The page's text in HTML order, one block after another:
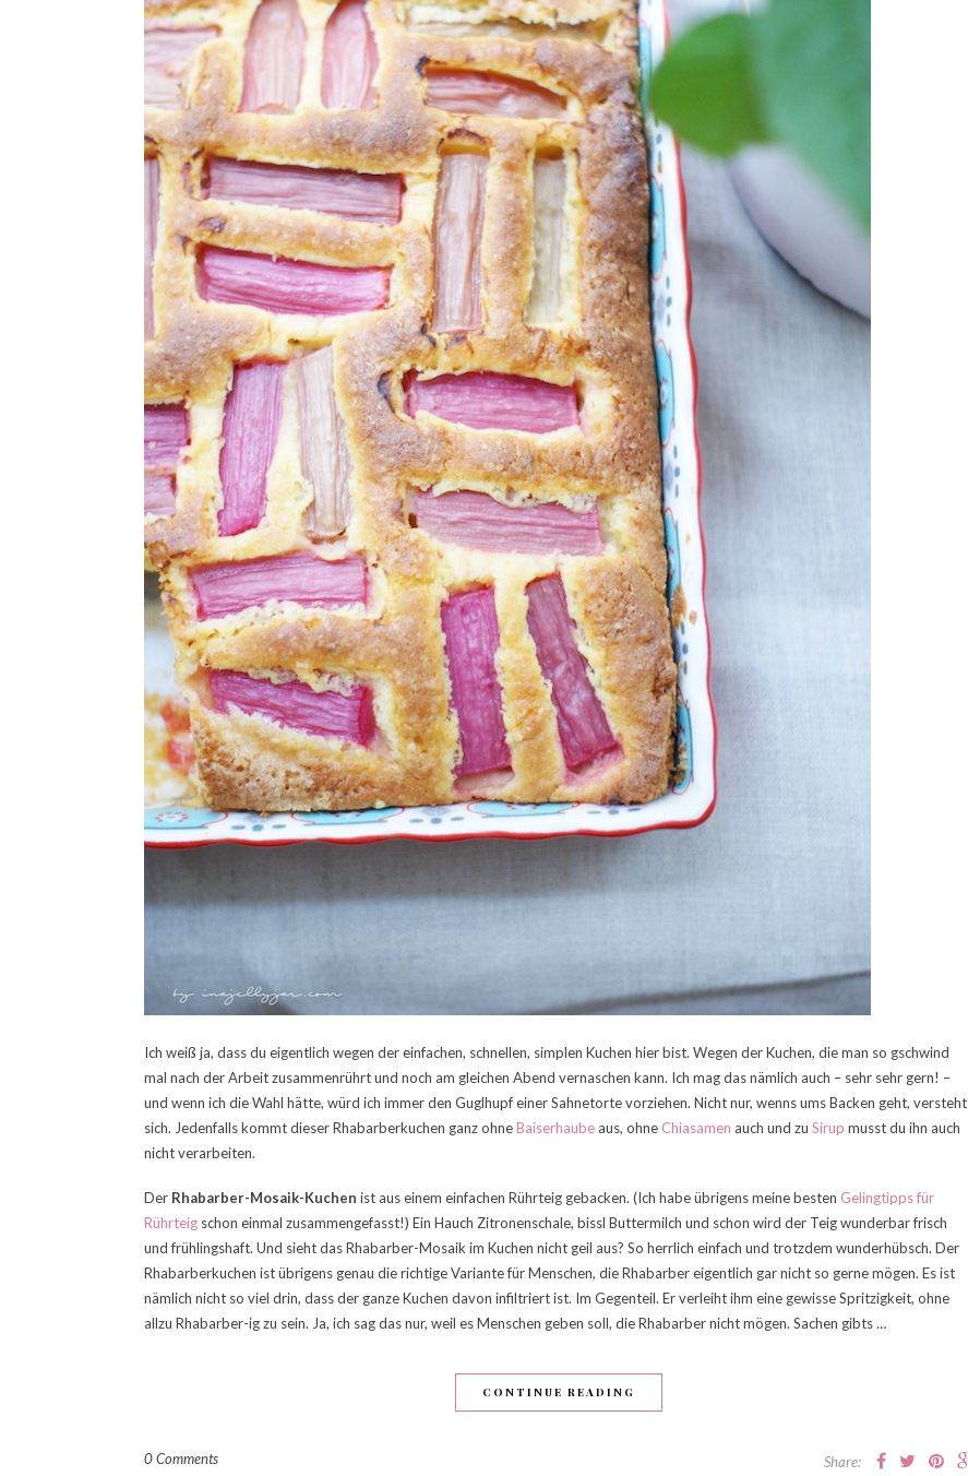
Ich weiß ja, dass du eigentlich wegen der einfachen, schnellen, simplen Kuchen hier bist. Wegen der Kuchen, die man so gschwind
mal nach der Arbeit zusammenrührt und noch am gleichen Abend vernaschen kann. Ich mag das nämlich auch – sehr sehr gern! –
und wenn ich die Wahl hätte, würd ich immer den Guglhupf einer Sahnetorte vorziehen. Nicht nur, wenns ums Backen geht, versteht
sich. Jedenfalls kommt dieser Rhabarberkuchen ganz ohneBaiserhaube aus, ohne Chiasamen auch und zu Sirup musst du ihn auch
nicht verarbeiten.
Der Rhabarber-Mosaik-Kuchen ist aus einem einfachen Rührteig gebacken. (Ich habe übrigens meine besten Gelingtipps für
Rührteig schon einmal zusammengefasst!) Ein Hauch Zitronenschale, bissl Buttermilch und schon wird der Teig wunderbar frisch
und frühlingshaft. Und sieht das Rhabarber-Mosaik im Kuchen nicht geil aus? So herrlich einfach und trotzdem wunderhübsch. Der
Rhabarberkuchen ist übrigens genau die richtige Variante für Menschen, die Rhabarber eigentlich gar nicht so gerne mögen. Es ist
nämlich nicht so viel drin, dass der ganze Kuchen davon infiltriert ist. Im Gegenteil. Er verleiht ihm eine gewisse Spritzigkeit, ohne
allzu Rhabarber-ig zu sein. Ja, ich sag das nur, weil es Menschen geben soll, die Rhabarber nicht mögen. Sachen gibts …
CONTINUE READING
0 Comments Share: